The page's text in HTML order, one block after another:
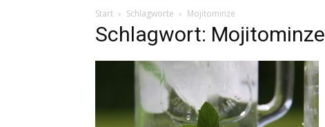
Start Schlagworte Mojitominze
Schlagwort: Mojitominze